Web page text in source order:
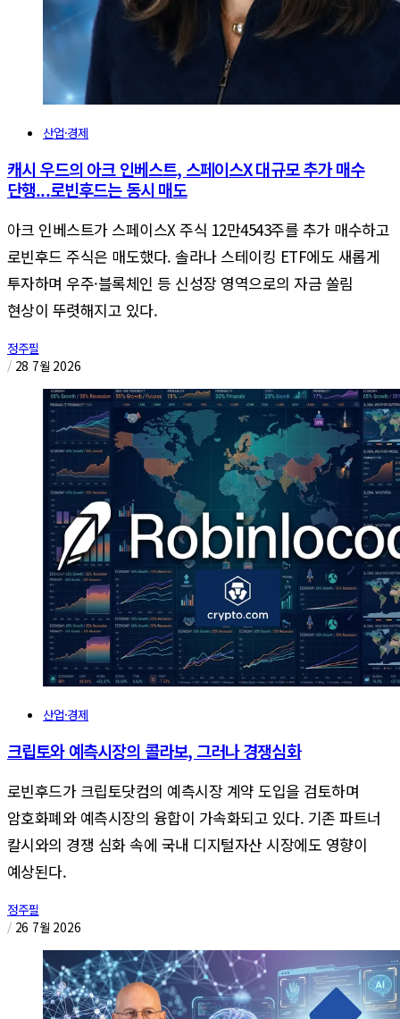
산업·경제
캐시 우드의 아크 인베스트, 스페이스X 대규모 추가 매수
단행...로빈후드는 동시 매도
아크 인베스트가 스페이스X 주식 12만4543주를 추가 매수하고
로빈후드 주식은 매도했다. 솔라나 스테이킹 ETF에도 새롭게
투자하며 우주·블록체인 등 신성장 영역으로의 자금 쏠림
현상이 뚜렷해지고 있다.
정주필
/ 28 7월 2026
산업·경제
크립토와 예측시장의 콜라보, 그러나 경쟁심화
로빈후드가 크립토닷컴의 예측시장 계약 도입을 검토하며
암호화폐와 예측시장의 융합이 가속화되고 있다. 기존 파트너
칼시와의 경쟁 심화 속에 국내 디지털자산 시장에도 영향이
예상된다.
정주필
/ 26 7월 2026